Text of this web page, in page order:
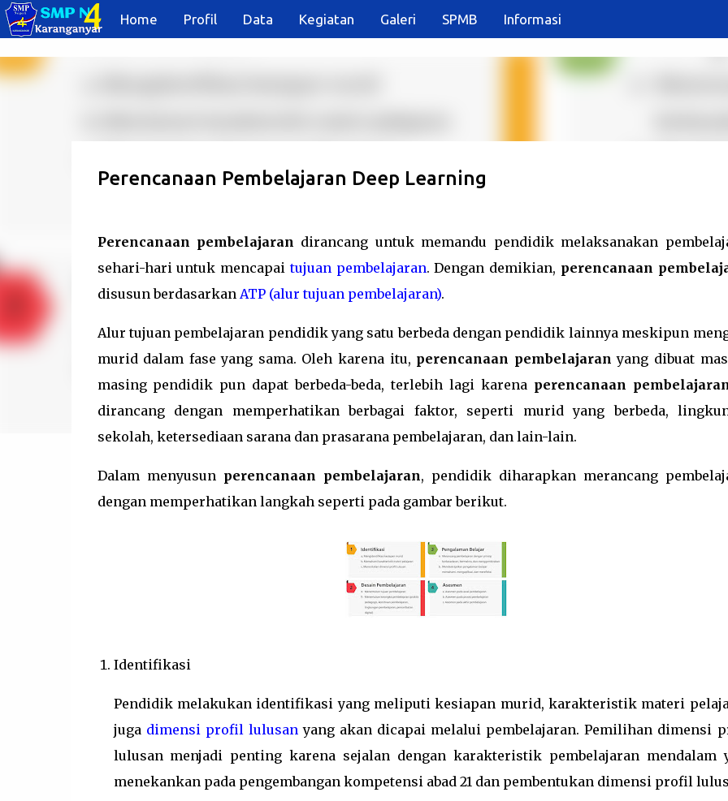
Home Profil Data Kegiatan Galeri SPMB Informasi
Langsung ke konten utama
Perencanaan Pembelajaran Deep Learning
Perencanaan pembelajaran dirancang untuk memandu pendidik melaksanakan
sehari-hari untuk mencapaitujuan pembelajaran. Dengan demikian, perencanaan
disusun berdasarkan ATP (alur tujuan pembelajaran).
Alur tujuan pembelajaran pendidik yang satu berbeda dengan pendidik lainnya meskipun
murid dalam fase yang sama. Oleh karena itu, perencanaan pembelajaran yang dibuat
masing pendidik pun dapat berbeda-beda, terlebih lagi karena perencanaan
dirancang dengan memperhatikan berbagai faktor, seperti murid yang berbeda,
sekolah, ketersediaan sarana dan prasarana pembelajaran, dan lain-lain.
Dalam menyusun perencanaan pembelajaran, pendidik diharapkan merancang
dengan memperhatikan langkah seperti pada gambar berikut.
Identifikasi
Pendidik melakukan identifikasi yang meliputi kesiapan murid, karakteristik materi
juga dimensi profil lulusanyang akan dicapai melalui pembelajaran. Pemilihan dimensi
lulusan menjadi penting karena sejalan dengan karakteristik pembelajaran mendalam
menekankan pada pengembangan kompetensi abad 21 dan pembentukan dimensi profil